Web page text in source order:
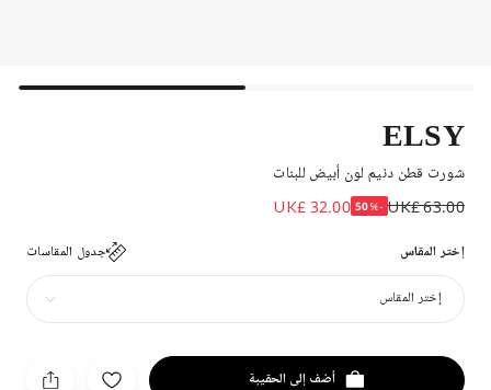
ELSY
شورت قطن دنيم لون أبيض للبنات
UK£ 63.00
-50%
UK£ 32.00
إختر المقاس جدول المقاسات
إختر المقاس
أضف إلى الحقيبة